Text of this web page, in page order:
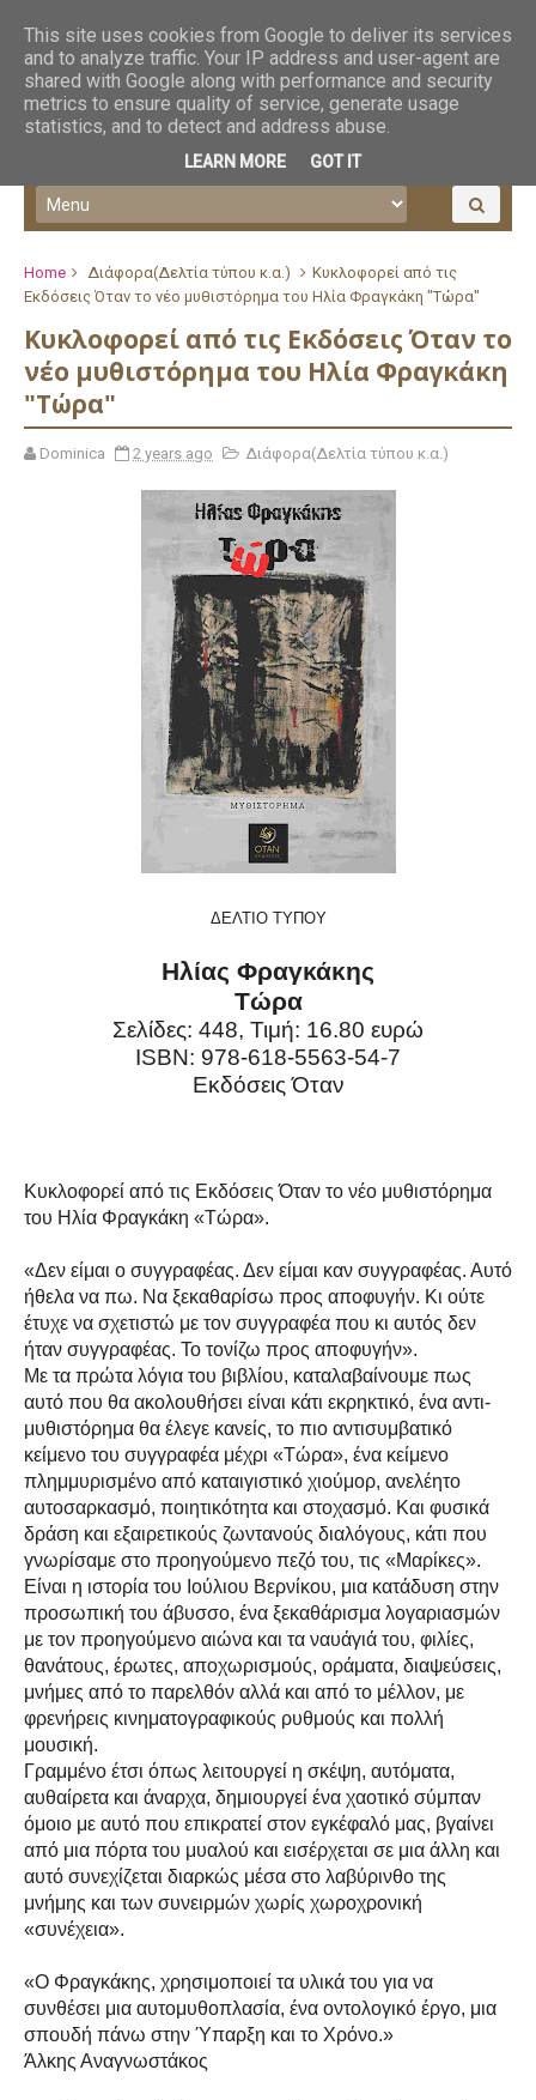
Home Διάφορα(Δελτία τύπου κ.α.)
Κυκλοφορεί από τις
Εκδόσεις Όταν το νέο μυθιστόρημα του Ηλία Φραγκάκη "Τώρα"
Κυκλοφορεί από τις Εκδόσεις Όταν το
νέο μυθιστόρημα του Ηλία Φραγκάκη
"Τώρα"
Dominica 2 years ago Διάφορα(Δελτία τύπου κ.α.)
ΔΕΛΤΙΟ ΤΥΠΟΥ
Ηλίας Φραγκάκης
Τώρα
Σελίδες: 448, Τιμή: 16.80 ευρώ
ISBN: 978-618-5563-54-7
Εκδόσεις Όταν
Κυκλοφορεί από τις Εκδόσεις Όταν το νέο μυθιστόρημα
του Ηλία Φραγκάκη «Τώρα».
«Δεν είμαι ο συγγραφέας. Δεν είμαι καν συγγραφέας. Αυτό
ήθελα να πω. Να ξεκαθαρίσω προς αποφυγήν. Κι ούτε
έτυχε να σχετιστώ με τον συγγραφέα που κι αυτός δεν
ήταν συγγραφέας. Το τονίζω προς αποφυγήν».
Με τα πρώτα λόγια του βιβλίου, καταλαβαίνουμε πως
αυτό που θα ακολουθήσει είναι κάτι εκρηκτικό, ένα αντι-
μυθιστόρημα θα έλεγε κανείς, το πιο αντισυμβατικό
κείμενο του συγγραφέα μέχρι «Τώρα», ένα κείμενο
πλημμυρισμένο από καταιγιστικό χιούμορ, ανελέητο
αυτοσαρκασμό, ποιητικότητα και στοχασμό. Και φυσικά
δράση και εξαιρετικούς ζωντανούς διαλόγους, κάτι που
γνωρίσαμε στο προηγούμενο πεζό του, τις «Μαρίκες».
Είναι η ιστορία του Ιούλιου Βερνίκου, μια κατάδυση στην
προσωπική του άβυσσο, ένα ξεκαθάρισμα λογαριασμών
με τον προηγούμενο αιώνα και τα ναυάγιά του, φιλίες,
θανάτους, έρωτες, αποχωρισμούς, οράματα, διαψεύσεις,
μνήμες από το παρελθόν αλλά και από το μέλλον, με
φρενήρεις κινηματογραφικούς ρυθμούς και πολλή
μουσική.
Γραμμένο έτσι όπως λειτουργεί η σκέψη, αυτόματα,
αυθαίρετα και άναρχα, δημιουργεί ένα χαοτικό σύμπαν
όμοιο με αυτό που επικρατεί στον εγκέφαλό μας, βγαίνει
από μια πόρτα του μυαλού και εισέρχεται σε μια άλλη και
αυτό συνεχίζεται διαρκώς μέσα στο λαβύρινθο της
μνήμης και των συνειρμών χωρίς χωροχρονική
«συνέχεια».
«Ο Φραγκάκης, χρησιμοποιεί τα υλικά του για να
συνθέσει μια αυτομυθοπλασία, ένα οντολογικό έργο, μια
σπουδή πάνω στην Ύπαρξη και το Χρόνο.»
Άλκης Αναγνωστάκος
This site uses cookies from Google to deliver its services
and to analyze traffic. Your IP address and user-agent are
shared with Google along with performance and security
metrics to ensure quality of service, generate usage
statistics, and to detect and address abuse.
LEARN MORE GOT IT